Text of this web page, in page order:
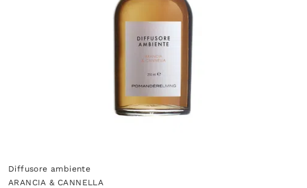
Diffusore ambiente
ARANCIA & CANNELLA